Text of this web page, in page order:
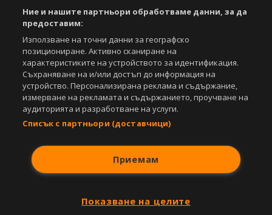
Ние и нашите партньори обработваме данни, за да
предоставим:
Използване на точни данни за географско
позициониране. Активно сканиране на
характеристиките на устройството за идентификация.
Съхраняване на и/или достъп до информация на
устройство. Персонализирана реклама и съдържание,
измерване на рекламата и съдържанието, проучване на
аудиторията и разработване на услуги.
Списък с партньори (доставчици)
Приемам
Показване на целите